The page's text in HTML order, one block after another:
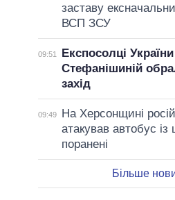
заставу
ВСП ЗСУ
09:51
Експосолці
Стефанішиній
захід
09:49
На Херсонщині
атакував автобус
поранені
Більше